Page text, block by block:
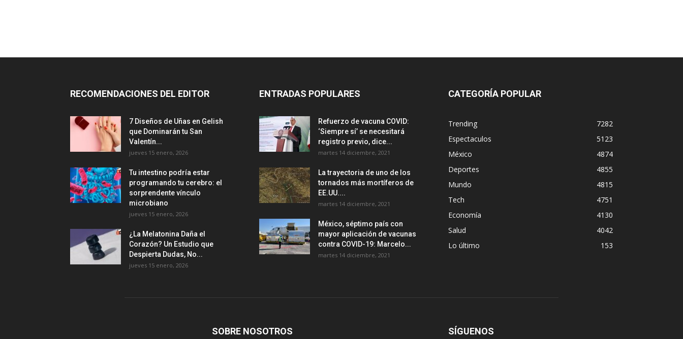
RECOMENDACIONES DEL EDITOR
7 Diseños de Uñas en Gelish
que Dominarán tu San
Valentín...
jueves 15 enero, 2026
Tu intestino podría estar
programando tu cerebro: el
sorprendente vínculo
microbiano
jueves 15 enero, 2026
¿La Melatonina Daña el
Corazón? Un Estudio que
Despierta Dudas, No...
jueves 15 enero, 2026
ENTRADAS POPULARES
Refuerzo de vacuna COVID:
‘Siempre sí’ se necesitará
registro previo, dice...
martes 14 diciembre, 2021
La trayectoria de uno de los
tornados más mortíferos de
EE.UU....
martes 14 diciembre, 2021
México, séptimo país con
mayor aplicación de vacunas
contra COVID-19: Marcelo...
martes 14 diciembre, 2021
CATEGORÍA POPULAR
Trending
7282
Espectaculos
5123
México
4874
Deportes
4855
Mundo
4815
Tech
4751
Economía
4130
Salud
4042
Lo último
153
SOBRE NOSOTROS SÍGUENOS